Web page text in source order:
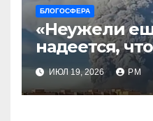
БЛОГОСФЕРА
«Неужели
надеется,
будет
ИЮЛ 19, 2026 РМ